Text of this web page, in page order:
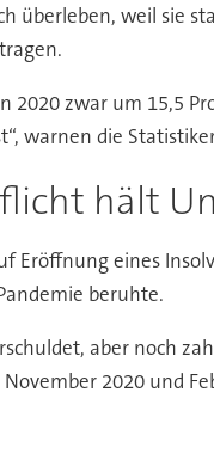
überleben, weil sie
zwar um 15,5
warnen die
hält
Eröffnung eines
beruhte.
aber noch
2020 und